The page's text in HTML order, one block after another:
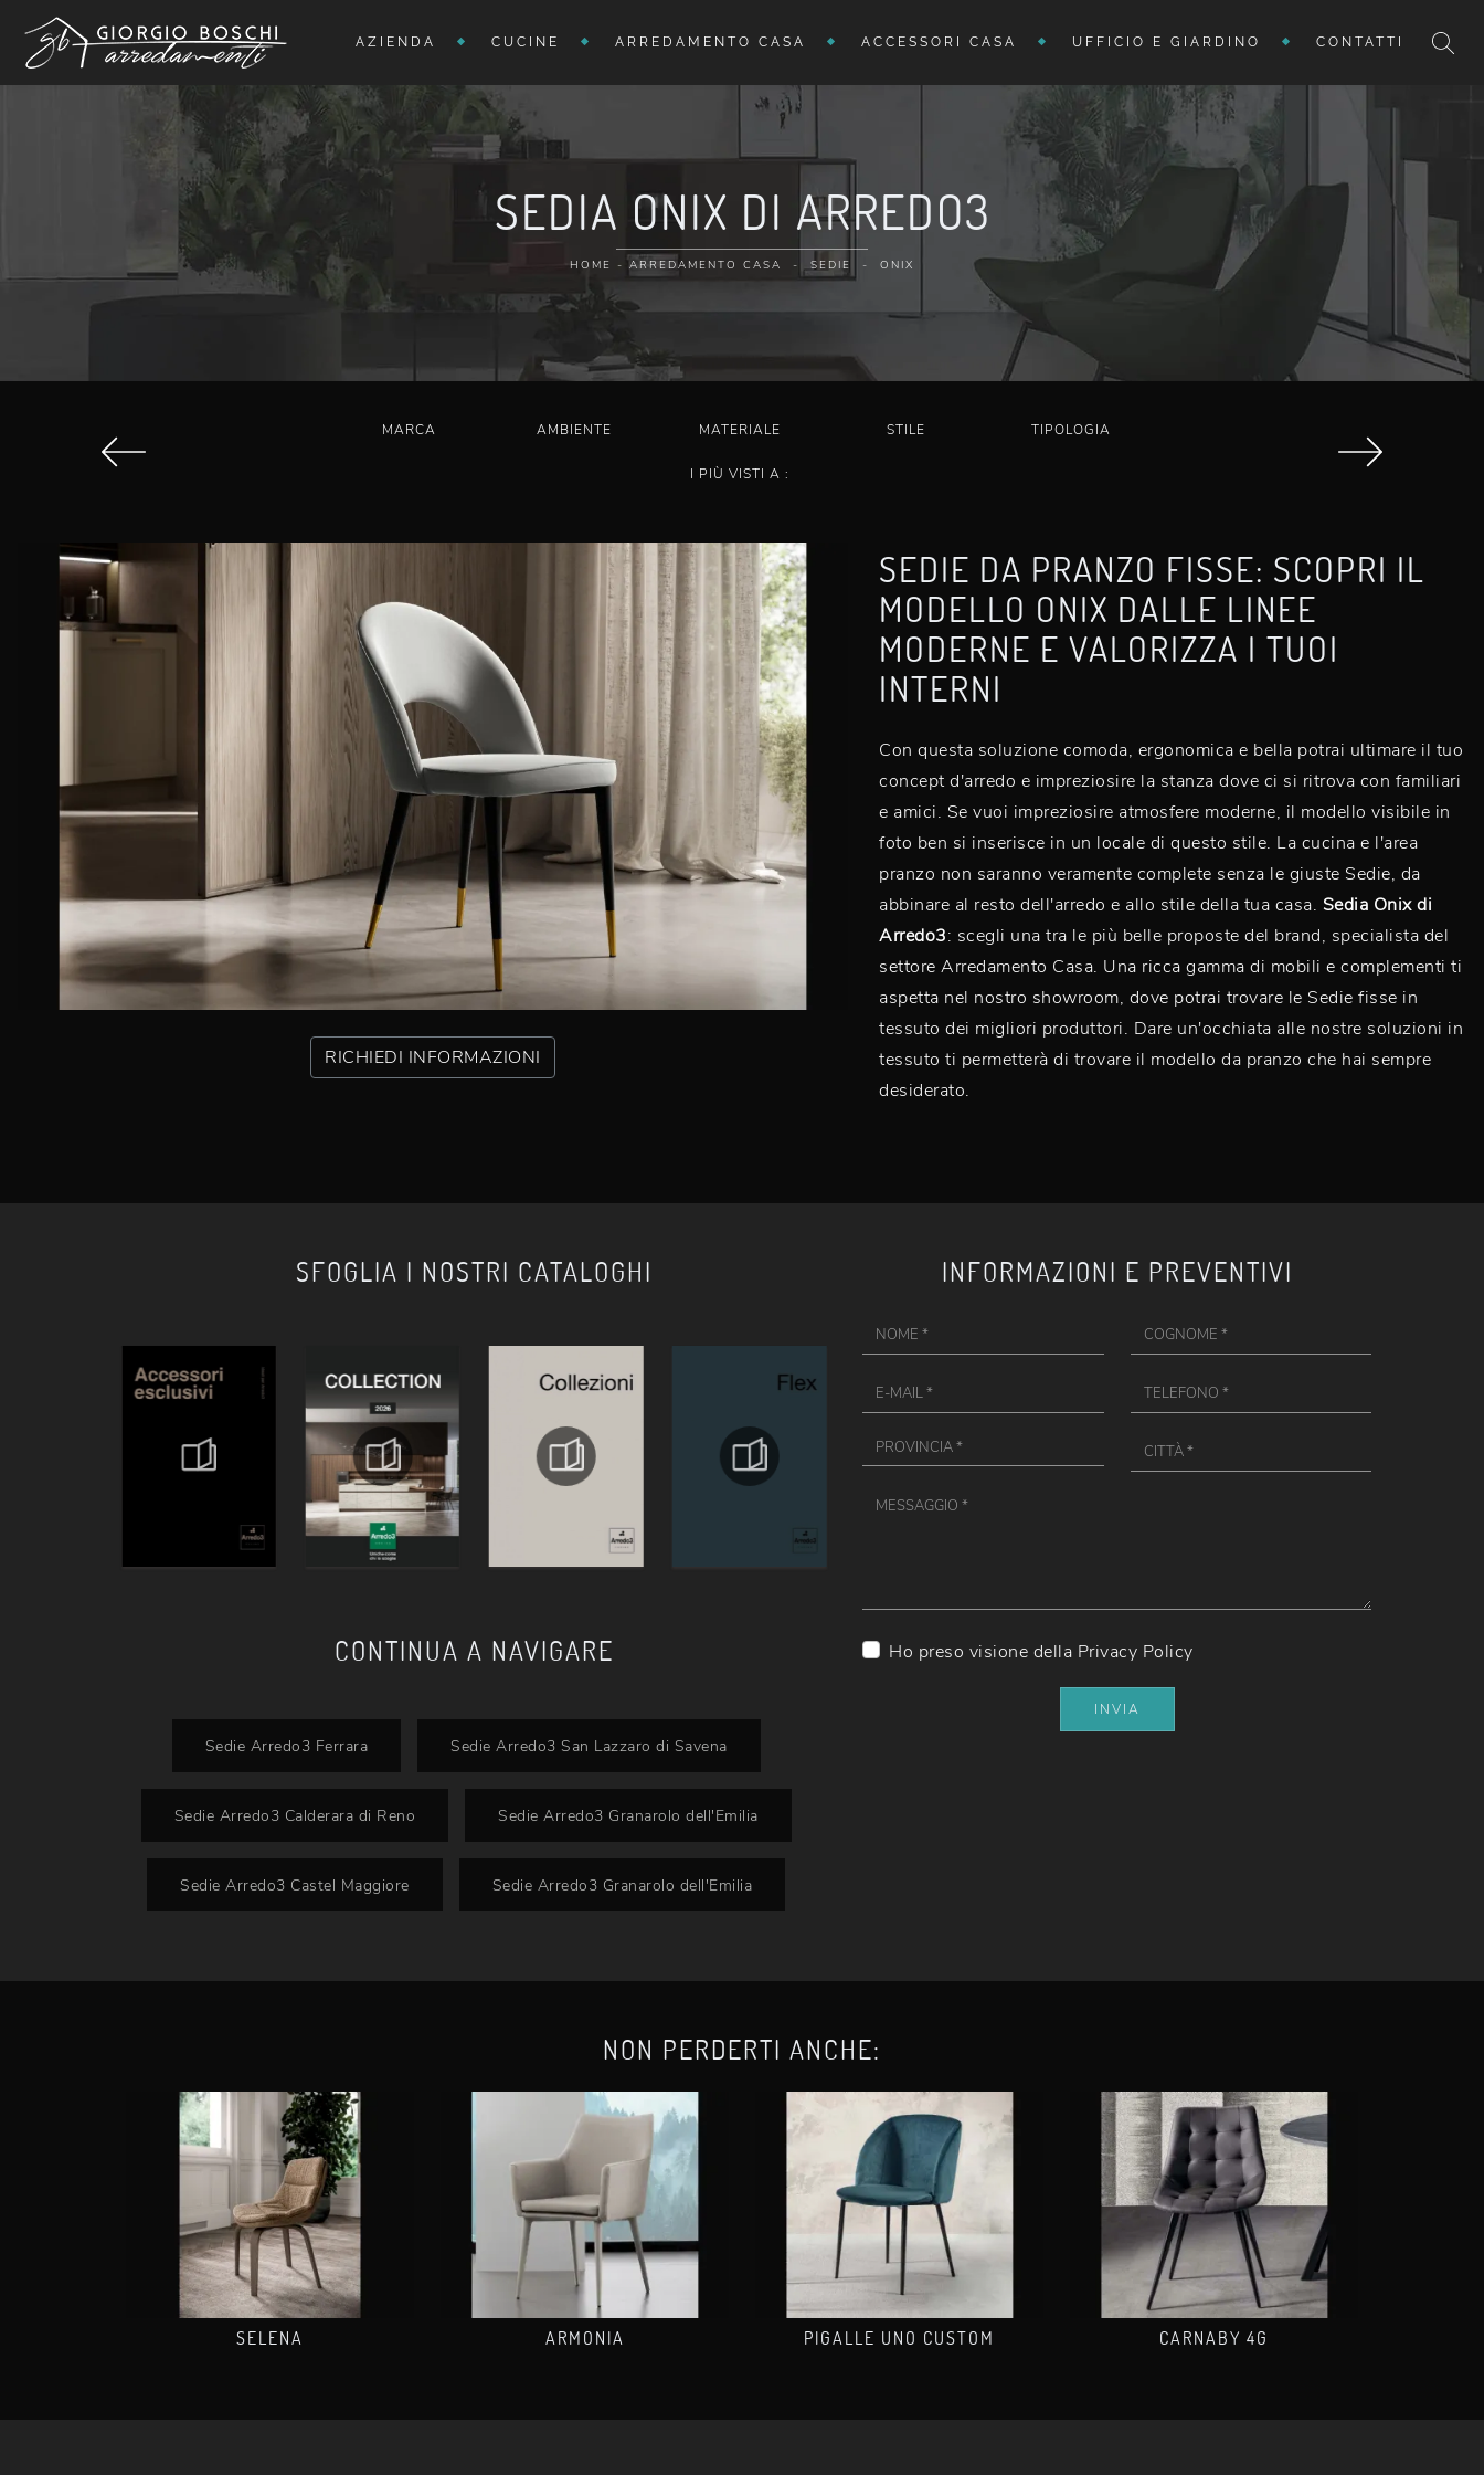
AZIENDA CUCINE ARREDAMENTO CASA ACCESSORI CASA UFFICIO E GIARDINO CONTATTI
SEDIA ONIX DI ARREDO3
HOME - ARREDAMENTO CASA - SEDIE - ONIX
MARCA AMBIENTE MATERIALE STILE TIPOLOGIA
I PIÙ VISTI A :
RICHIEDI INFORMAZIONI
SEDIE DA PRANZO FISSE: SCOPRI IL
MODELLO ONIX DALLE LINEE
MODERNE E VALORIZZA I TUOI
INTERNI
Con questa soluzione comoda, ergonomica e bella potrai ultimare il tuo
concept d'arredo e impreziosire la stanza dove ci si ritrova con familiari
e amici. Se vuoi impreziosire atmosfere moderne, il modello visibile in
foto ben si inserisce in un locale di questo stile. La cucina e l'area
pranzo non saranno veramente complete senza le giuste Sedie, da
abbinare al resto dell'arredo e allo stile della tua casa. Sedia Onix di
Arredo3: scegli una tra le più belle proposte del brand, specialista del
settore Arredamento Casa. Una ricca gamma di mobili e complementi ti
aspetta nel nostro showroom, dove potrai trovare le Sedie fisse in
tessuto dei migliori produttori. Dare un'occhiata alle nostre soluzioni in
tessuto ti permetterà di trovare il modello da pranzo che hai sempre
desiderato.
SFOGLIA I NOSTRI CATALOGHI
CONTINUA A NAVIGARE
Sedie Arredo3 Ferrara Sedie Arredo3 San Lazzaro di Savena
Sedie Arredo3 Calderara di Reno Sedie Arredo3 Granarolo dell'Emilia
Sedie Arredo3 Castel Maggiore Sedie Arredo3 Granarolo dell'Emilia
INFORMAZIONI E PREVENTIVI
Ho preso visione della Privacy Policy
INVIA
NON PERDERTI ANCHE:
SELENA ARMONIA PIGALLE UNO CUSTOM CARNABY 4G